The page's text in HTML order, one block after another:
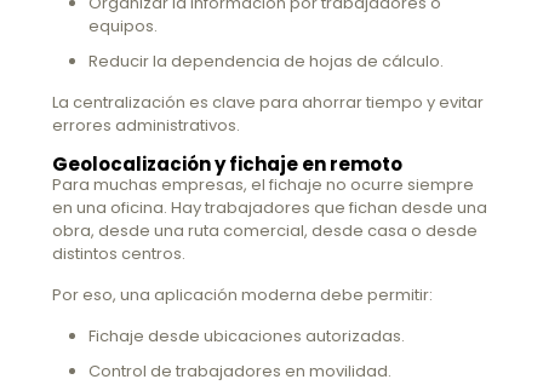
equipos.
Reducir la dependencia de hojas de cálculo.
La centralización es clave para ahorrar tiempo y evitar
errores administrativos.
Geolocalización y fichaje en remoto
Para muchas empresas, el fichaje no ocurre siempre
en una oficina. Hay trabajadores que fichan desde una
obra, desde una ruta comercial, desde casa o desde
distintos centros.
Por eso, una aplicación moderna debe permitir:
Fichaje desde ubicaciones autorizadas.
Control de trabajadores en movilidad.